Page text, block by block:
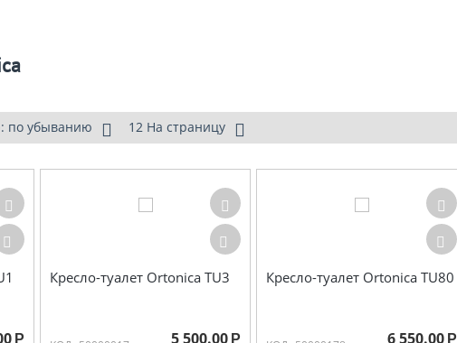
по убыванию 12 На страницу
Р
Кресло-туалет Ortonica TU3
5 500.00 Р
Кресло-туалет Ortonica TU80
6 550.00 Р